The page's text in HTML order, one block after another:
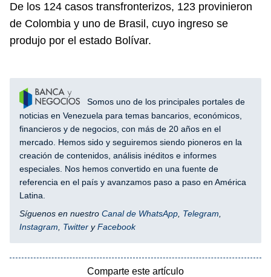
De los 124 casos transfronterizos, 123 provinieron
de Colombia y uno de Brasil, cuyo ingreso se
produjo por el estado Bolívar.
Somos uno de los principales portales de
noticias en Venezuela para temas bancarios, económicos,
financieros y de negocios, con más de 20 años en el
mercado. Hemos sido y seguiremos siendo pioneros en la
creación de contenidos, análisis inéditos e informes
especiales. Nos hemos convertido en una fuente de
referencia en el país y avanzamos paso a paso en América
Latina.
Síguenos en nuestro Canal de WhatsApp Telegram
Instagram
Twitter yFacebook
Comparte este artículo